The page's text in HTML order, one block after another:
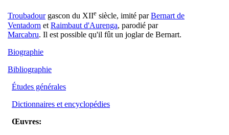
Troubadourgascon du XIIe siècle, imité parBernart de
Ventadorn et Raimbaut d'Aurenga, parodié par
Marcabru. Il est possible qu'il fût un joglar de Bernart.
Biographie
Bibliographie
Études générales
Dictionnaires et encyclopédies
Œuvres: